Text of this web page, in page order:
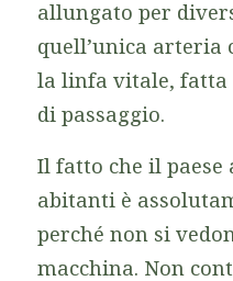
allungato per
quell’unica arteria
la linfa vitale, fatta
di passaggio.
Il fatto che il
abitanti è
perché non si
macchina. Non